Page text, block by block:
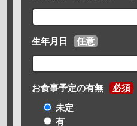
生年月日 任意
お食事予定の有無 必須
未定
有